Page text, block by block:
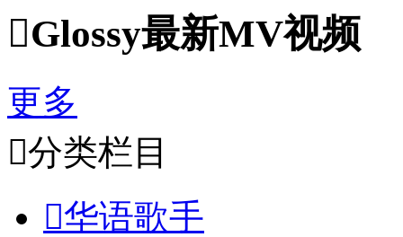
Glossy最新MV视频
更多
分类栏目
华语歌手